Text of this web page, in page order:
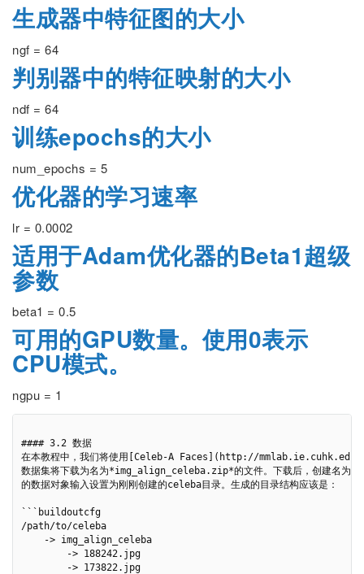
生成器中特征图的大小
ngf = 64
判别器中的特征映射的大小
ndf = 64
训练epochs的大小
num_epochs = 5
优化器的学习速率
lr = 0.0002
适用于Adam优化器的Beta1超级
参数
beta1 = 0.5
可用的GPU数量。使用0表示
CPU模式。
ngpu = 1
#### 3.2 数据
在本教程中，我们将使用[Celeb-A Faces](http://
数据集将下载为名为*img_align_celeba.zip*的文件。下载后，创建名为
的数据对象输入设置为刚刚创建的celeba目录。生成的目录结构应该是：
```buildoutcfg
/path/to/celeba
    -> img_align_celeba
        -> 188242.jpg
        -> 173822.jpg